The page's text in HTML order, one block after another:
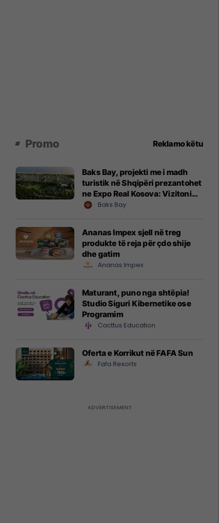
Promo Reklamo këtu
Baks Bay, projekti me i madh
turistik në Shqipëri prezantohet
ne Expo Real Kosova: Vizitoni
shtandin dhe zbuloni
Baks Bay
Ananas Impex sjell në treg
produkte të reja për çdo shije
dhe gatim
Ananas Impex
Maturant, puno nga shtëpia!
Studio Siguri Kibernetike ose
Programim
Cacttus Education
Oferta e Korrikut në FAFA Sun
Fafa Resorts